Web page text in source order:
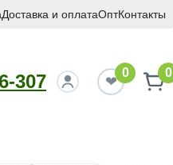
Доставка и оплатаОптКонтакты
307 0 0